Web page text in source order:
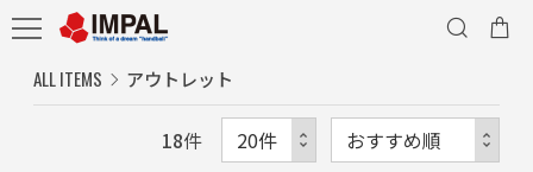
ALL ITEMS アウトレット
18件